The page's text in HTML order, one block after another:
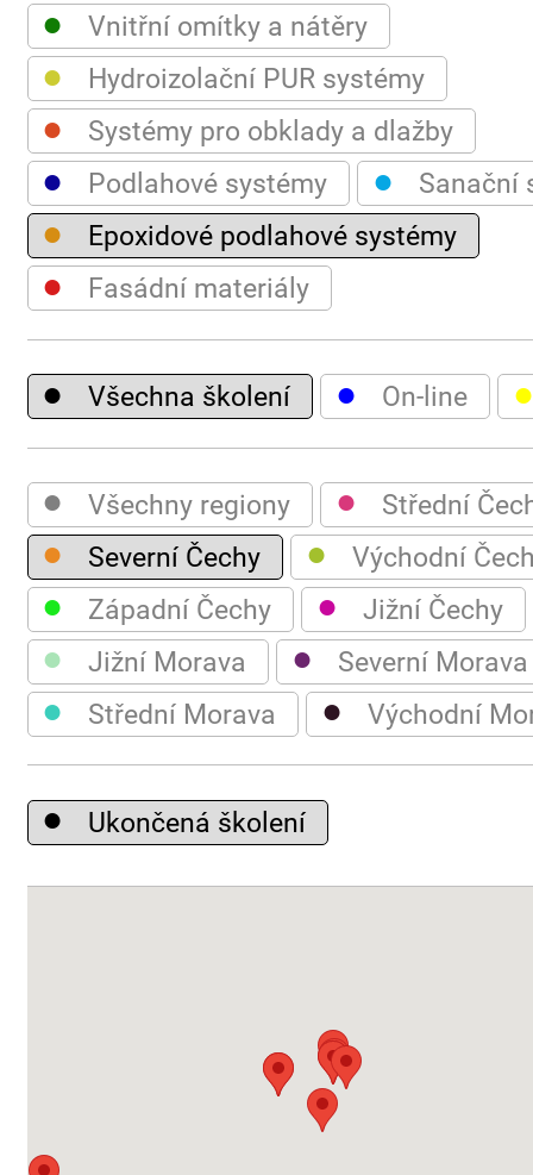
● Vnitřní omítky a nátěry
● Hydroizolační PUR systémy
● Systémy pro obklady a dlažby
● Podlahové systémy ● Sanační
● Epoxidové podlahové systémy
● Fasádní materiály
● Všechna školení ● On-line ●
● Všechny regiony ● Střední
● Severní Čechy ● Východní
● Západní Čechy ● Jižní Čechy
● Jižní Morava ● Severní Morava
● Střední Morava ● Východní
● Ukončená školení